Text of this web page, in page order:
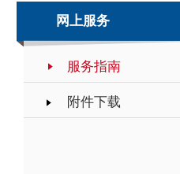
网上服务
服务指南
附件下载